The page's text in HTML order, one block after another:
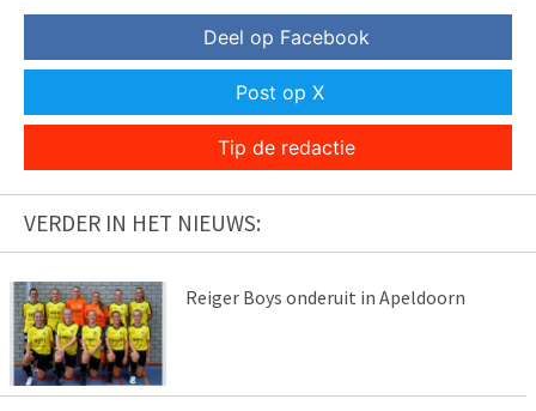
Deel op Facebook
Post op X
Tip de redactie
VERDER IN HET NIEUWS:
Reiger Boys onderuit in Apeldoorn